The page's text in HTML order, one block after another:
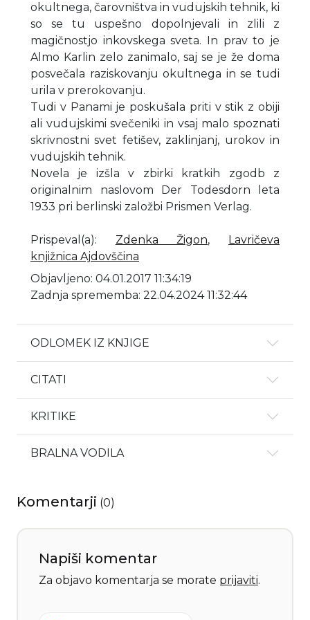
okultnega, čarovništva in vudujskih tehnik, ki
so se tu uspešno dopolnjevali in zlili z
magičnostjo inkovskega sveta. In prav to je
Almo Karlin zelo zanimalo, saj se je že doma
posvečala raziskovanju okultnega in se tudi
urila v prerokovanju.
Tudi v Panami je poskušala priti v stik z obiji
ali vudujskimi svečeniki in vsaj malo spoznati
skrivnostni svet fetišev, zaklinjanj, urokov in
vudujskih tehnik.
Novela je izšla v zbirki kratkih zgodb z
originalnim naslovom Der Todesdorn leta
1933 pri berlinski založbi Prismen Verlag.
Prispeval(a): Zdenka Žigon,
Lavričeva
knjižnica Ajdovščina
Objavljeno: 04.01.2017 11:34:19
Zadnja sprememba: 22.04.2024 11:32:44
ODLOMEK IZ KNJIGE
CITATI
KRITIKE
BRALNA VODILA
Komentarji (0)
Napiši komentar
Za objavo komentarja se morate prijaviti.